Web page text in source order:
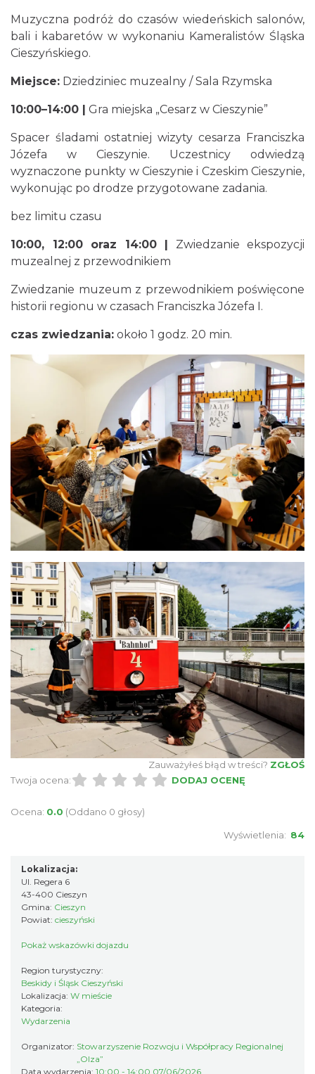
Cieszyn
2026-08-16
0.05 km
Cieszyn
2026-08-23
Cieszyn
Cieszyn
2026-08-07
0.09 km
Cieszyn
2026-08-14
0.09 km
Cieszyn
2026-08-21
Cieszyn
0.09 km
Wystawa: Z ONDRASZKIEM PRZEZ DEKADY
60-lecie Turystycznego Klubu Kolarskiego
Muzyczna podróż do czasów wiedeńskich salonów,
bali i kabaretów w wykonaniu Kameralistów Śląska
Cieszyńskiego.
Miejsce: Dziedziniec muzealny / Sala Rzymska
10:00–14:00 | Gra miejska „Cesarz w Cieszynie”
Spacer śladami ostatniej wizyty cesarza Franciszka
Józefa w Cieszynie. Uczestnicy odwiedzą
wyznaczone punkty w Cieszynie i Czeskim Cieszynie,
wykonując po drodze przygotowane zadania.
bez limitu czasu
10:00, 12:00 oraz 14:00 | Zwiedzanie ekspozycji
muzealnej z przewodnikiem
Zwiedzanie muzeum z przewodnikiem poświęcone
historii regionu w czasach Franciszka Józefa I.
czas zwiedzania: około 1 godz. 20 min.
Zauważyłeś błąd w treści? ZGŁOŚ
Twoja ocena:
DODAJ OCENĘ
Ocena: 0.0 (Oddano 0 głosy)
Wyświetlenia: 84
Lokalizacja:
Ul. Regera 6
43-400 Cieszyn
Gmina: Cieszyn
Powiat: cieszyński
Pokaż wskazówki dojazdu
Region turystyczny:
Beskidy i Śląsk Cieszyński
Lokalizacja: W mieście
Kategoria:
Wydarzenia
Organizator: Stowarzyszenie Rozwoju i Współpracy Regionalnej
„Olza”
Data wydarzenia: 10:00 - 14:00 07/06/2026